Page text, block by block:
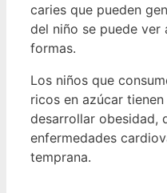
caries que pueden
del niño se puede
formas.
Los niños que
ricos en azúcar
desarrollar obesidad,
enfermedades
temprana.